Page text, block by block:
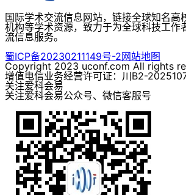
国际学术交流信息网站，链接全球知名高
机构等学术资源，致力于为全球科技工作
流信息服务。
蜀ICP备20230211149号-2网站地图
Copyright 2023 uconf.com All rights
增值电信业务经营许可证：川B2-
关注爱科会易
关注爱科会易公众号、微信客服号